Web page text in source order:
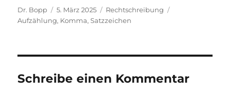
Autor
Dr. Bopp
Veröffentlicht
am
5. März 2025 Kategorien
Rechtschreibung
Aufzählung, Komma,Satzzeichen
Schreibe einen Kommentar